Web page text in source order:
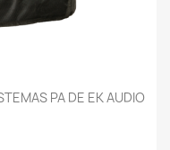
PA DE EK AUDIO